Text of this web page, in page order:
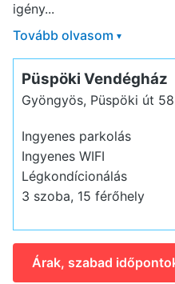
igény...
Tovább olvasom ▾
Püspöki Vendégház
Gyöngyös, Püspöki út
Ingyenes parkolás
Ingyenes WIFI
Légkondícionálás
3 szoba, 15 férőhely
Árak, szabad